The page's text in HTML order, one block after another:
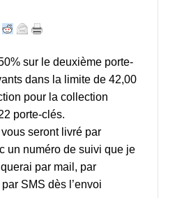
sur le deuxième porte-
dans la limite de 42,00
pour la collection
porte-clés.
seront livré par
un numéro de suivi que je
par mail, par
SMS dès l’envoi